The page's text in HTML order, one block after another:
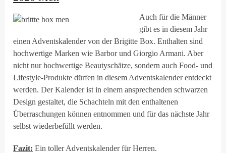
Auch für die Männer
gibt es in diesem Jahr
einen Adventskalender von der Brigitte Box. Enthalten sind
hochwertige Marken wie Barbor und Giorgio Armani. Aber
nicht nur hochwertige Beautyschätze, sondern auch Food- und
Lifestyle-Produkte dürfen in diesem Adventskalender entdeckt
werden. Der Kalender ist in einem ansprechenden schwarzen
Design gestaltet, die Schachteln mit den enthaltenen
Überraschungen können entnommen und für das nächste Jahr
selbst wiederbefüllt werden.
Fazit: Ein toller Adventskalender für Herren.